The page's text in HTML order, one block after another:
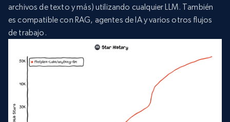
archivos de texto y más) utilizando cualquier LLM. También
es compatible con RAG, agentes de IA y varios otros flujos
de trabajo.